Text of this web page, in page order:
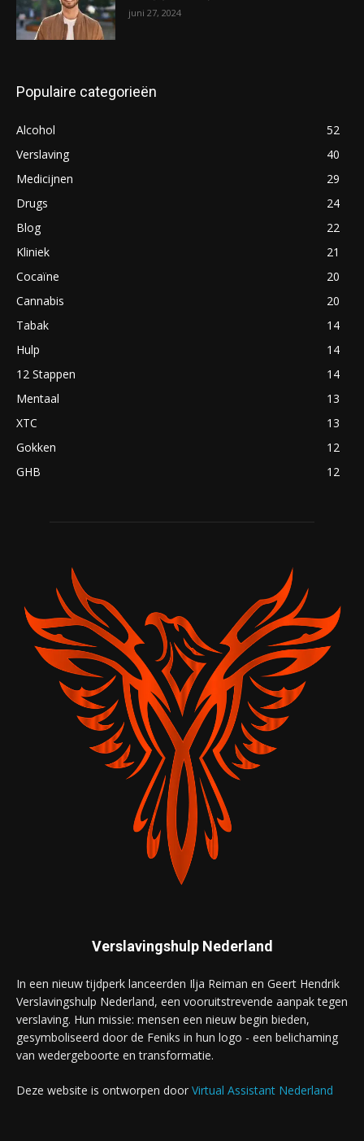
juni 27, 2024
Populaire categorieën
Alcohol
52
Verslaving
40
Medicijnen
29
Drugs
24
Blog
22
Kliniek
21
Cocaïne
20
Cannabis
20
Tabak
14
Hulp
14
12 Stappen
14
Mentaal
13
XTC
13
Gokken
12
GHB
12
Verslavingshulp Nederland
In een nieuw tijdperk lanceerden Ilja Reiman en Geert Hendrik
Verslavingshulp Nederland, een vooruitstrevende aanpak tegen
verslaving. Hun missie: mensen een nieuw begin bieden,
gesymboliseerd door de Feniks in hun logo - een belichaming
van wedergeboorte en transformatie.
Deze website is ontworpen door Virtual Assistant Nederland